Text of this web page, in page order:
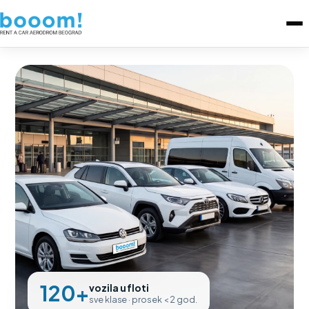
120+vozila u floti
sve klase · prosek < 2 god.